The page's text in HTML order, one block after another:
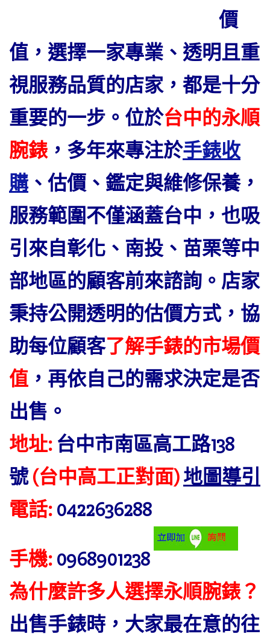
價
值，選擇一家專業、透明且重
視服務品質的店家，都是十分
重要的一步。 位於台中的永順
腕錶，多年來專注於手錶收
購 、估價、鑑定與維修保養，
服務範圍不僅涵蓋台中，也吸
引來自彰化、南投、苗栗等中
部地區的顧客前來諮詢。店家
秉持公開透明的估價方式，協
助每位顧客了解手錶的市場價
值 ，再依自己的需求決定是否
出售。
地址: 台中市南區高工路138
號(台中高工正對面)地圖導引
電話: 0422636288
手機: 0968901238
為什麼許多人選擇永順腕錶？
出售手錶時，大家最在意的往